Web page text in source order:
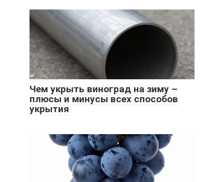
Чем укрыть виноград на зиму –
плюсы и минусы всех способов
укрытия